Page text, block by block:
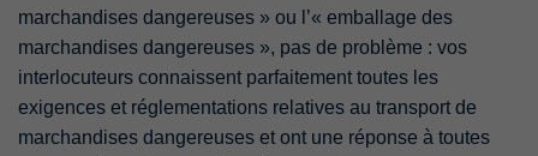
marchandises dangereuses » ou l’« emballage des
marchandises dangereuses », pas de problème : vos
interlocuteurs connaissent parfaitement toutes les
exigences et réglementations relatives au transport de
marchandises dangereuses et ont une réponse à toutes